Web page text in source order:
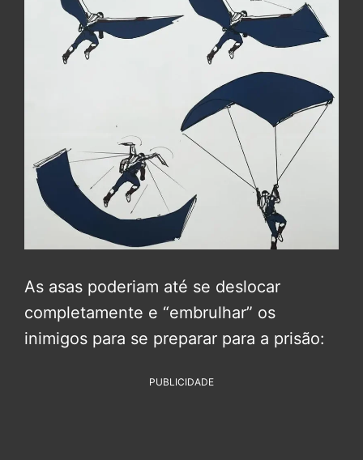
As asas poderiam até se deslocar
completamente e “embrulhar” os
inimigos para se preparar para a prisão:
PUBLICIDADE